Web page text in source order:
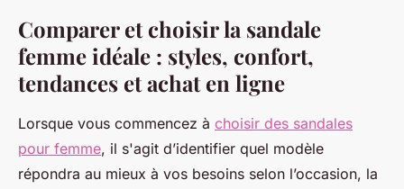
Comparer et choisir la sandale
femme idéale : styles, confort,
tendances et achat en ligne
Lorsque vous commencez à choisir des sandales
pour femme, il s'agit d’identifier quel modèle
répondra au mieux à vos besoins selon l’occasion, la